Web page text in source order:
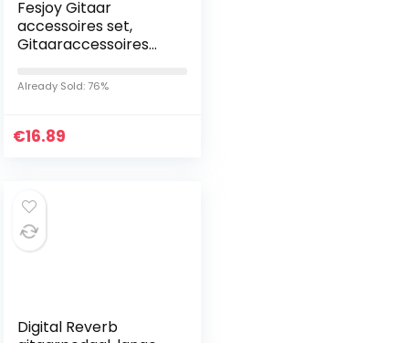
Fesjoy Gitaar
accessoires set,
Gitaaraccessoires
Capo Tuner Picks
Snaren Zadelmoer
Already Sold: 76%
€16.89
Digital Reverb